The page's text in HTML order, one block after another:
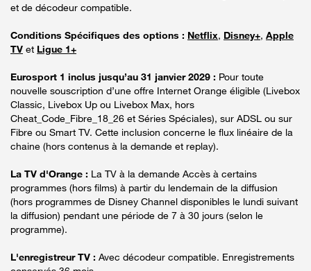
et de décodeur compatible.
Conditions Spécifiques des options : Netflix, Disney+, Apple
TV et Ligue 1+
Eurosport 1 inclus jusqu’au 31 janvier 2029 : Pour toute
nouvelle souscription d’une offre Internet Orange éligible (Livebox
Classic, Livebox Up ou Livebox Max, hors
Cheat_Code_Fibre_18_26 et Séries Spéciales), sur ADSL ou sur
Fibre ou Smart TV. Cette inclusion concerne le flux linéaire de la
chaine (hors contenus à la demande et replay).
La TV d'Orange : La TV à la demande Accès à certains
programmes (hors films) à partir du lendemain de la diffusion
(hors programmes de Disney Channel disponibles le lundi suivant
la diffusion) pendant une période de 7 à 30 jours (selon le
programme).
L'enregistreur TV : Avec décodeur compatible. Enregistrements